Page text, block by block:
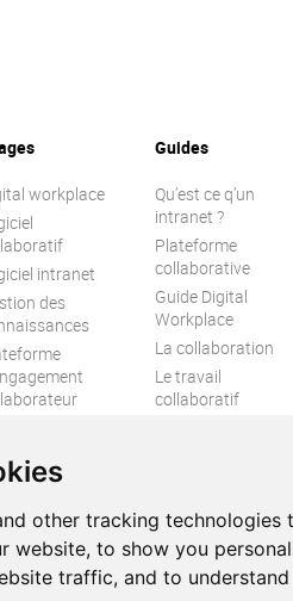
other tracking
website, to show you
traffic, and to
workplace
intranet
des
Guides
Qu’est ce q’un
intranet ?
Plateforme
collaborative
Guide Digital
Workplace
La collaboration
Le travail
collaboratif